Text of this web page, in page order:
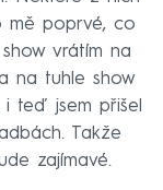
mě poprvé, co
vrátím na
na tuhle show
i teď jsem přišel
Takže
zajímavé.